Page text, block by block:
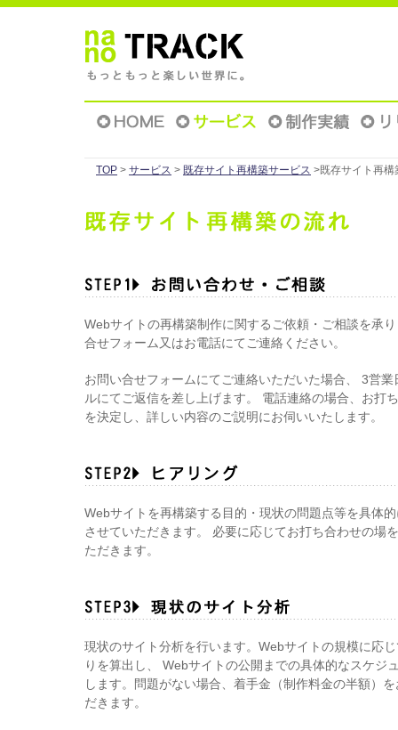
TOP > サービス > 既存サイト再構築サービス >既存サイト再構
Webサイトの再構築制作に関するご依頼・ご相談を承
合せフォーム又はお電話にてご連絡ください。
お問い合せフォームにてご連絡いただいた場合、 3営業
ルにてご返信を差し上げます。 電話連絡の場合、お打
を決定し、詳しい内容のご説明にお伺いいたします。
Webサイトを再構築する目的・現状の問題点等を具体
させていただきます。 必要に応じてお打ち合わせの場
ただきます。
現状のサイト分析を行います。Webサイトの規模に応
りを算出し、 Webサイトの公開までの具体的なスケジ
します。問題がない場合、着手金（制作料金の半額）
だきます。